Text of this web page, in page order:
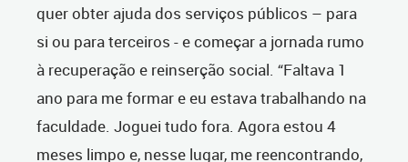
quer obter ajuda dos serviços públicos – para
si ou para terceiros - e começar a jornada rumo
à recuperação e reinserção social. “Faltava 1
ano para me formar e eu estava trabalhando na
faculdade. Joguei tudo fora. Agora estou 4
meses limpo e, nesse lugar, me reencontrando,